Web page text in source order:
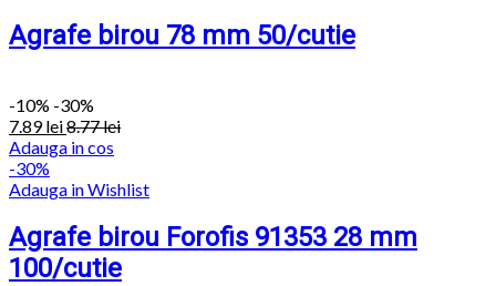
Agrafe birou 78 mm 50/cutie
-10% -30%
7.89lei8.77lei
Adauga in cos
-30%
Adauga in Wishlist
Agrafe birou Forofis 91353 28 mm
100/cutie